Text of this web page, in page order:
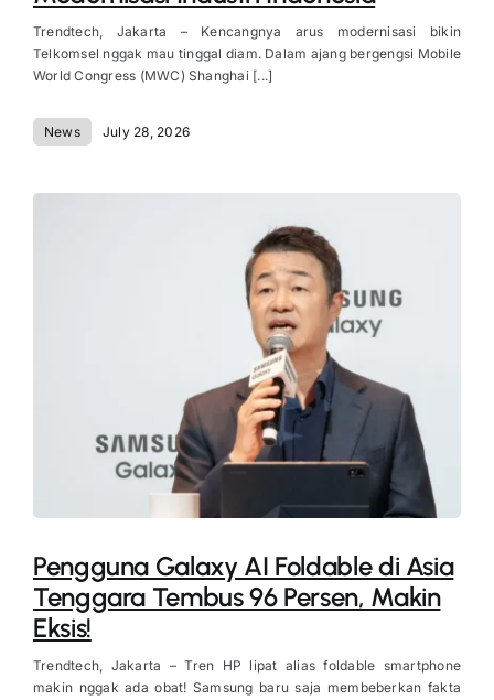
Trendtech, Jakarta – Kencangnya arus modernisasi bikin
Telkomsel nggak mau tinggal diam. Dalam ajang bergengsi Mobile
World Congress (MWC) Shanghai [...]
News July 28, 2026
Pengguna Galaxy AI Foldable di Asia
Tenggara Tembus 96 Persen, Makin
Eksis!
Trendtech, Jakarta – Tren HP lipat alias foldable smartphone
makin nggak ada obat! Samsung baru saja membeberkan fakta